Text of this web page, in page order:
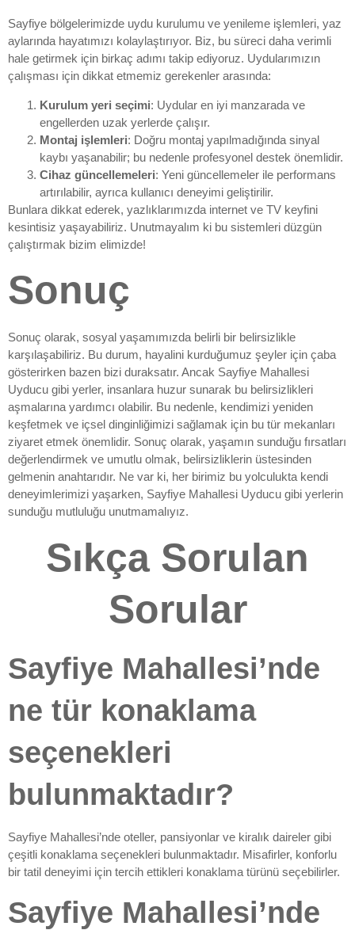
Sayfiye bölgelerimizde uydu kurulumu ve yenileme işlemleri, yaz
aylarında hayatımızı kolaylaştırıyor. Biz, bu süreci daha verimli
hale getirmek için birkaç adımı takip ediyoruz. Uydularımızın
çalışması için dikkat etmemiz gerekenler arasında:
Kurulum yeri seçimi: Uydular en iyi manzarada ve
engellerden uzak yerlerde çalışır.
Montaj işlemleri: Doğru montaj yapılmadığında sinyal
kaybı yaşanabilir; bu nedenle profesyonel destek önemlidir.
Cihaz güncellemeleri: Yeni güncellemeler ile performans
artırılabilir, ayrıca kullanıcı deneyimi geliştirilir.
Bunlara dikkat ederek, yazlıklarımızda internet ve TV keyfini
kesintisiz yaşayabiliriz. Unutmayalım ki bu sistemleri düzgün
çalıştırmak bizim elimizde!
Sonuç
Sonuç olarak, sosyal yaşamımızda belirli bir belirsizlikle
karşılaşabiliriz. Bu durum, hayalini kurduğumuz şeyler için çaba
gösterirken bazen bizi duraksatır. Ancak Sayfiye Mahallesi
Uyducu gibi yerler, insanlara huzur sunarak bu belirsizlikleri
aşmalarına yardımcı olabilir. Bu nedenle, kendimizi yeniden
keşfetmek ve içsel dinginliğimizi sağlamak için bu tür mekanları
ziyaret etmek önemlidir. Sonuç olarak, yaşamın sunduğu fırsatları
değerlendirmek ve umutlu olmak, belirsizliklerin üstesinden
gelmenin anahtarıdır. Ne var ki, her birimiz bu yolculukta kendi
deneyimlerimizi yaşarken, Sayfiye Mahallesi Uyducu gibi yerlerin
sunduğu mutluluğu unutmamalıyız.
Sıkça Sorulan
Sorular
Sayfiye Mahallesi’nde
ne tür konaklama
seçenekleri
bulunmaktadır?
Sayfiye Mahallesi’nde oteller, pansiyonlar ve kiralık daireler gibi
çeşitli konaklama seçenekleri bulunmaktadır. Misafirler, konforlu
bir tatil deneyimi için tercih ettikleri konaklama türünü seçebilirler.
Sayfiye Mahallesi’nde